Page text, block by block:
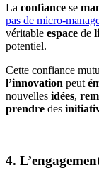
La confiance se
pas de micro-
véritable espace de
potentiel.
Cette confiance
l’innovation peut
nouvelles idées,
prendre des
4.